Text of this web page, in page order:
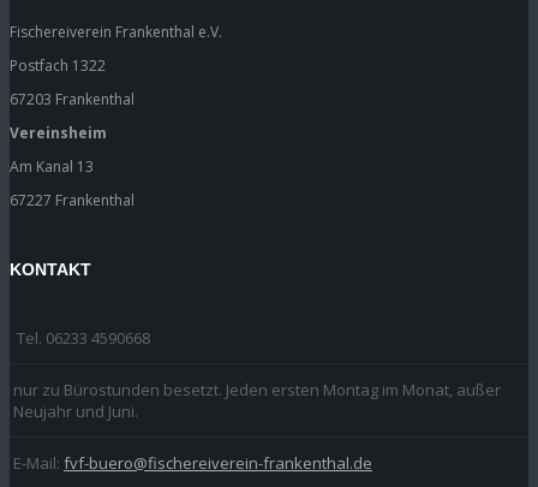
Fischereiverein Frankenthal e.V.
Postfach 1322
67203 Frankenthal
Vereinsheim
Am Kanal 13
67227 Frankenthal
KONTAKT
Tel. 06233 4590668
nur zu Bürostunden besetzt. Jeden ersten Montag im Monat, außer
Neujahr und Juni.
E-Mail: fvf-buero@fischereiverein-frankenthal.de